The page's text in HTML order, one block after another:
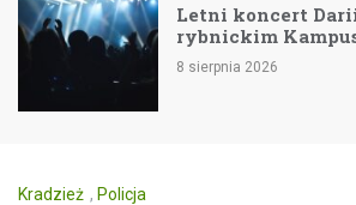
Letni koncert Darii
rybnickim
8 sierpnia 2026
Kradzież , Policja